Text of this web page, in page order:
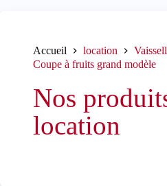
Accueil location
Coupe à fruits grand modèle
Nos
location